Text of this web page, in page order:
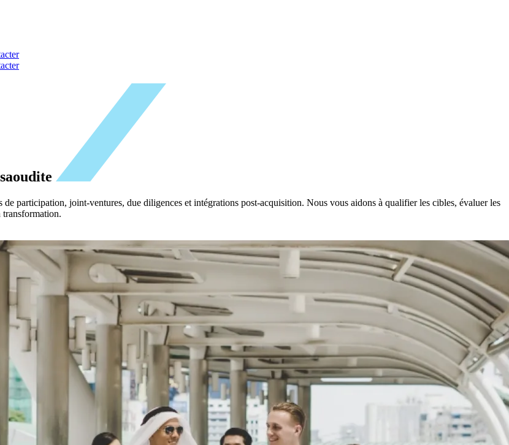
participation, joint-ventures, due diligences et intégrations post-acquisition. Nous vous aidons à qualifier les cibles, évaluer les
transformation.